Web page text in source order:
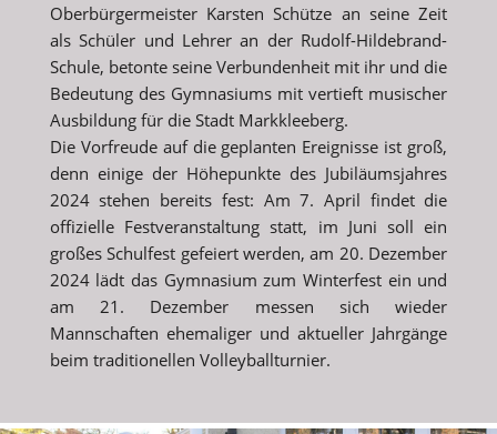
Oberbürgermeister Karsten Schütze an seine Zeit
als Schüler und Lehrer an der Rudolf-Hildebrand-
Schule, betonte seine Verbundenheit mit ihr und die
Bedeutung des Gymnasiums mit vertieft musischer
Ausbildung für die Stadt Markkleeberg.
Die Vorfreude auf die geplanten Ereignisse ist groß,
denn einige der Höhepunkte des Jubiläumsjahres
2024 stehen bereits fest: Am 7. April findet die
offizielle Festveranstaltung statt, im Juni soll ein
großes Schulfest gefeiert werden, am 20. Dezember
2024 lädt das Gymnasium zum Winterfest ein und
am 21. Dezember messen sich wieder
Mannschaften ehemaliger und aktueller Jahrgänge
beim traditionellen Volleyballturnier.